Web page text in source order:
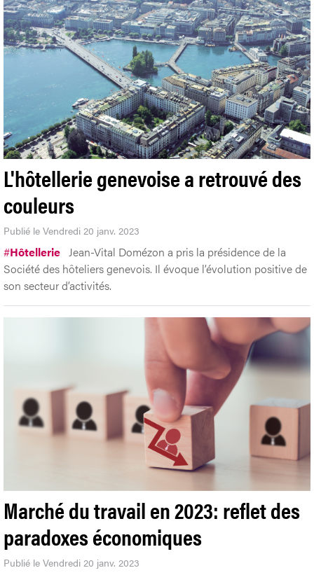
L'hôtellerie genevoise a retrouvé des
couleurs
Publié le Vendredi 20 janv. 2023
#Hôtellerie Jean-Vital Domézon a pris la présidence de la
Société des hôteliers genevois. Il évoque l’évolution positive de
son secteur d’activités.
Marché du travail en 2023: reflet des
paradoxes économiques
Publié le Vendredi 20 janv. 2023